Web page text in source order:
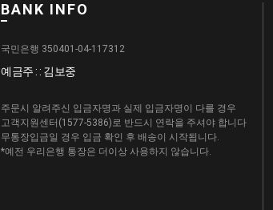
BANK INFO
국민은행 350401-04-117312
예금주 : : 김보중
주문시 알려주신 입금자명과 실제 입금자명이 다를 경우
고객지원센터(1577-5386)로 반드시 연락을 주셔야 합니다
무통장입금일 경우 입금 확인 후 배송이 시작됩니다.
*예전 우리은행 통장은 더이상 사용하지 않습니다.